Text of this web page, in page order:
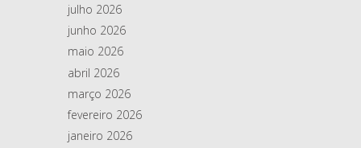
julho 2026
junho 2026
maio 2026
abril 2026
março 2026
fevereiro 2026
janeiro 2026